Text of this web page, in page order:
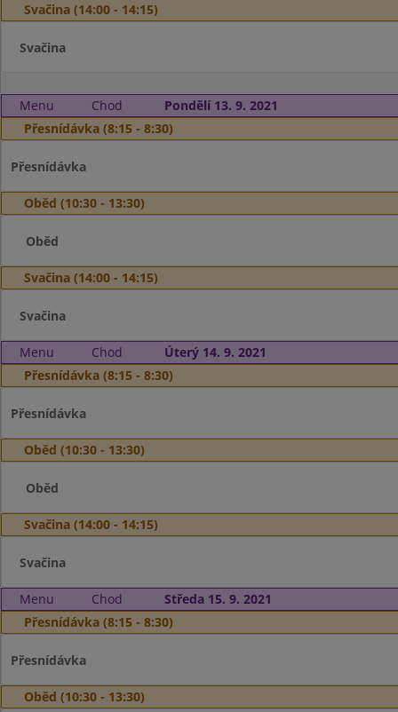
Svačina (14:00 - 14:15)
Svačina
Menu Chod
Pondělí 13. 9. 2021
Přesnídávka (8:15 - 8:30)
Přesnídávka
Oběd (10:30 - 13:30)
Oběd
Svačina (14:00 - 14:15)
Svačina
Menu Chod
Úterý 14. 9. 2021
Přesnídávka (8:15 - 8:30)
Přesnídávka
Oběd (10:30 - 13:30)
Oběd
Svačina (14:00 - 14:15)
Svačina
Menu Chod
Středa 15. 9. 2021
Přesnídávka (8:15 - 8:30)
Přesnídávka
Oběd (10:30 - 13:30)